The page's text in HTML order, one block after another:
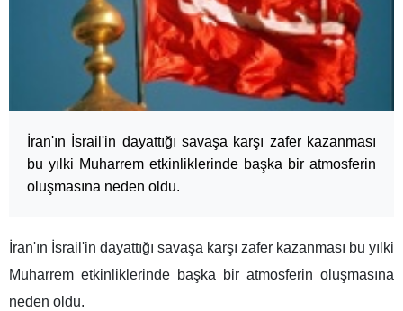
İran'ın İsrail'in dayattığı savaşa karşı zafer kazanması
bu yılki Muharrem etkinliklerinde başka bir atmosferin
oluşmasına neden oldu.
İran'ın İsrail'in dayattığı savaşa karşı zafer kazanması bu yılki
Muharrem etkinliklerinde başka bir atmosferin oluşmasına
neden oldu.